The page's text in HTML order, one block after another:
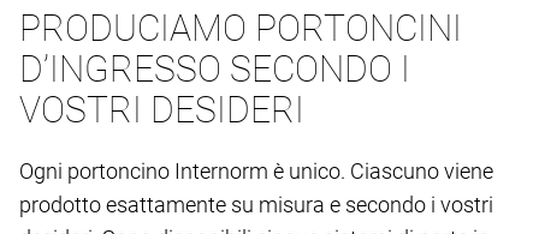
PRODUCIAMO PORTONCINI
D’INGRESSO SECONDO I
VOSTRI DESIDERI
Ogni portoncino Internorm è unico. Ciascuno viene
prodotto esattamente su misura e secondo i vostri